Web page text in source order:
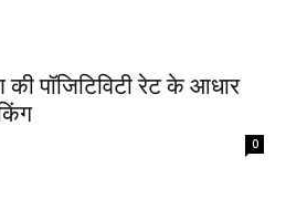
पॉजिटिविटी रेट के आधार
0